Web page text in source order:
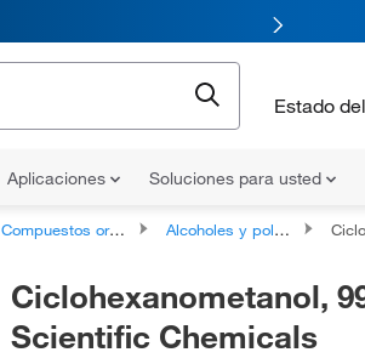
Estado
Aplicaciones Soluciones para usted
Compuestos organoxigenados Alcoholes y polialcoholes
Ciclohexanometanol,
Scientific Chemicals